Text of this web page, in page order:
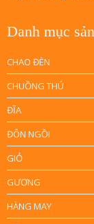
Danh mục
CHAO ĐÈN
CHUỒNG THÚ
ĐĨA
ĐÔN NGỒI
GIỎ
GƯƠNG
HÀNG MAY